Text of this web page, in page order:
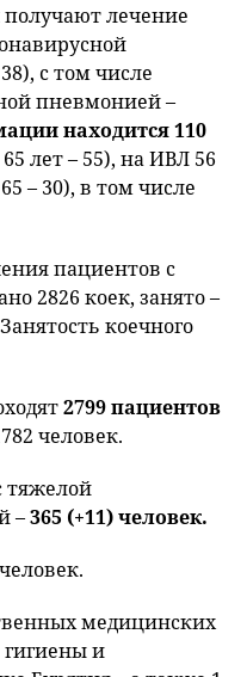
лечение
с том числе
пневмонией –
находится 110
лет – 55), на ИВЛ 56
– 30), в том числе
пациентов с
2826 коек, занято –
коечного
2799 пациентов
человек.
тяжелой
–365 (+11) человек.
медицинских
и